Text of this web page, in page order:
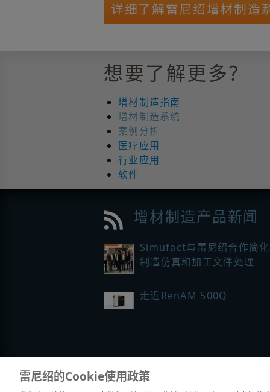
详细了解雷尼绍增材制造
想要了解更多？
增材制造指南
增材制造系统
案例分析
医疗应用
行业应用
软件
增材制造产品新闻
Simufact与雷尼绍合作简
制造仿真和加工文件处理
走近RenAM 500Q
雷尼绍的Cookie使用政策